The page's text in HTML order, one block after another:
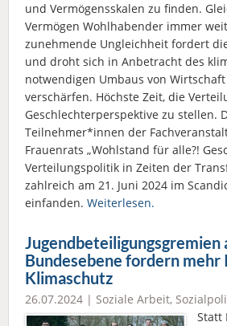
und Vermögensskalen zu finden.
Vermögen Wohlhabender immer
zunehmende Ungleichheit fordert
und droht sich in Anbetracht des
notwendigen Umbaus von
verschärfen. Höchste Zeit, die
Geschlechterperspektive zu stellen.
Teilnehmer*innen der
Frauenrats „Wohlstand für alle?!
Verteilungspolitik in Zeiten der
zahlreich am 21. Juni 2024 im
einfanden. Weiterlesen.
Jugendbeteiligungsgremien
Bundesebene fordern
Klimaschutz
26.07.2024 | Soziale Arbeit,
Statt